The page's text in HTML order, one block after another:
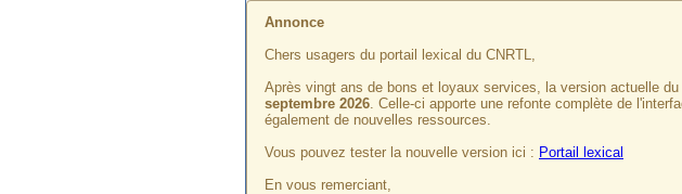
Annonce
Chers usagers du portail lexical du CNRTL,
Après vingt ans de bons et loyaux services, la version actuelle
septembre 2026. Celle-ci apporte une refonte complète de
également de nouvelles ressources.
Vous pouvez tester la nouvelle version ici : Portail lexical
En vous remerciant,